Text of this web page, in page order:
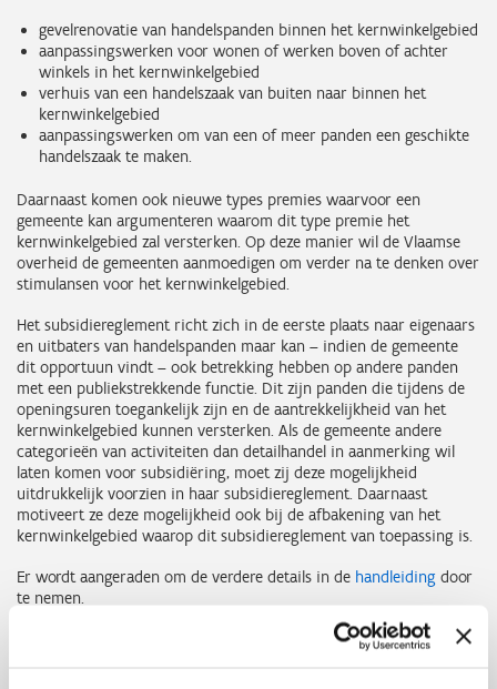
gevelrenovatie van handelspanden binnen het kernwinkelgebied
aanpassingswerken voor wonen of werken boven of achter
winkels in het kernwinkelgebied
verhuis van een handelszaak van buiten naar binnen het
kernwinkelgebied
aanpassingswerken om van een of meer panden een geschikte
handelszaak te maken.
Daarnaast komen ook nieuwe types premies waarvoor een
gemeente kan argumenteren waarom dit type premie het
kernwinkelgebied zal versterken. Op deze manier wil de Vlaamse
overheid de gemeenten aanmoedigen om verder na te denken over
stimulansen voor het kernwinkelgebied.
Het subsidiereglement richt zich in de eerste plaats naar eigenaars
en uitbaters van handelspanden maar kan – indien de gemeente
dit opportuun vindt – ook betrekking hebben op andere panden
met een publiekstrekkende functie. Dit zijn panden die tijdens de
openingsuren toegankelijk zijn en de aantrekkelijkheid van het
kernwinkelgebied kunnen versterken. Als de gemeente andere
categorieën van activiteiten dan detailhandel in aanmerking wil
laten komen voor subsidiëring, moet zij deze mogelijkheid
uitdrukkelijk voorzien in haar subsidiereglement. Daarnaast
motiveert ze deze mogelijkheid ook bij de afbakening van het
kernwinkelgebied waarop dit subsidiereglement van toepassing is.
Er wordt aangeraden om de verdere details in de handleiding door
te nemen.